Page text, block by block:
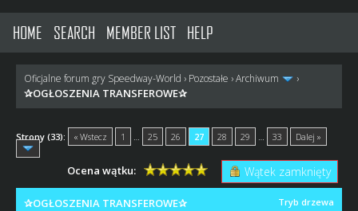
HOME SEARCH MEMBER LIST HELP
Oficjalne forum gry Speedway-World › Pozostałe ›Archiwum ›
✰OGŁOSZENIA TRANSFEROWE✰
Strony (33): « Wstecz 1 25 26 27 28 29 33 Dalej »
Wątek zamknięty
Ocena wątku:
Tryb drzewa
✰OGŁOSZENIA TRANSFEROWE✰